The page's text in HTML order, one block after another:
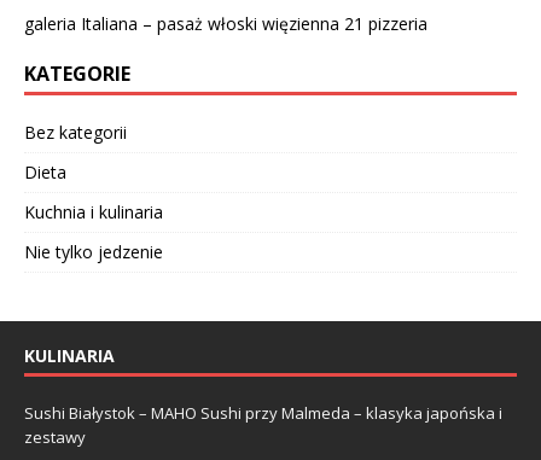
galeria Italiana – pasaż włoski więzienna 21 pizzeria
KATEGORIE
Bez kategorii
Dieta
Kuchnia i kulinaria
Nie tylko jedzenie
KULINARIA
Sushi Białystok – MAHO Sushi przy Malmeda – klasyka japońska i
zestawy